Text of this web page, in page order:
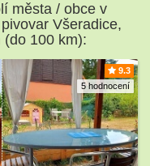
města / obce v
Všeradice,
100 km):
9.3
5 hodnocení